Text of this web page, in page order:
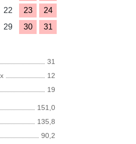
22 23
24
29 30 31
31
12
19
151,0
135,8
90,2